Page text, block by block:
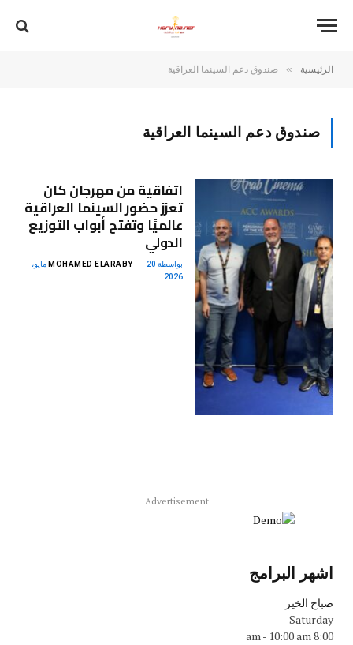
الرئيسية » صندوق دعم السينما العراقية
صندوق دعم السينما العراقية
اتفاقية من مهرجان كان
تعزز حضور السينما العراقية
عالميًا وتفتح أبواب التوزيع
الدولي
بواسطة MOHAMED ELARABY 20 مايو،
2026
Advertisement
اشهر البرامج
صباح الخير
Saturday
8:00 am
- 10:00 am